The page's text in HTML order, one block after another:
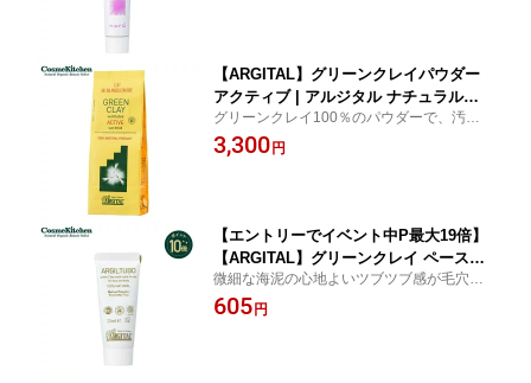
【ARGITAL】グリーンクレイパウダー
アクティブ | アルジタル ナチュラルコ
スメ スキンケア フェイスパック クレイ
クレイパック 入浴料 入浴剤 毛穴 角質
グリーンクレイ100％のパウダーで、汚れ
のないまっさらな素肌へ。
3,300円
【エントリーでイベント中P最大19倍】
【ARGITAL】グリーンクレイ ペースト
ミニN | アルジタル ナチュラルコスメ
スキンケア 洗顔 海泥 ゴマージュ トー
微細な海泥の心地よいツブツブ感が毛穴や
キメに溜まった汚れや古い角質を吸着して
ツルツルに。
605円